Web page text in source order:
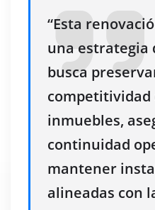
“Esta
una estrategia
busca
competitividad
inmuebles,
continuidad
mantener
alineadas con